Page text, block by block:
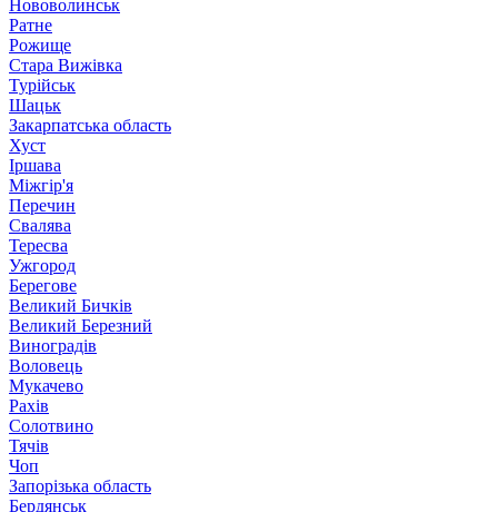
Нововолинськ
Ратне
Рожище
Стара Вижівка
Турійськ
Шацьк
Закарпатська область
Хуст
Іршава
Міжгір'я
Перечин
Свалява
Тересва
Ужгород
Берегове
Великий Бичків
Великий Березний
Виноградів
Воловець
Мукачево
Рахів
Солотвино
Тячів
Чоп
Запорізька область
Бердянськ